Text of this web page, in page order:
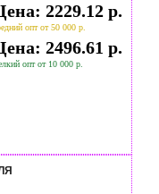
2229.12 р.
опт от 50 000 р.
2496.61 р.
опт от 10 000 р.